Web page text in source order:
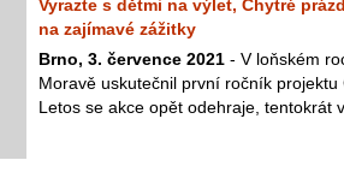
Vyrazte s dětmi na výlet, Chytré
na zajímavé zážitky
Brno, 3. července 2021 - V loňském
Moravě uskutečnil první ročník projektu
Letos se akce opět odehraje, tentokrát v